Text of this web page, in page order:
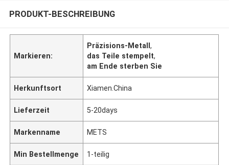
PRODUKT-BESCHREIBUNG
Markieren:
Präzisions-Metall,
das Teile stempelt,
am Ende sterben Sie
Herkunftsort Xiamen.China
Lieferzeit 5-20days
Markenname METS
Min Bestellmenge 1-teilig